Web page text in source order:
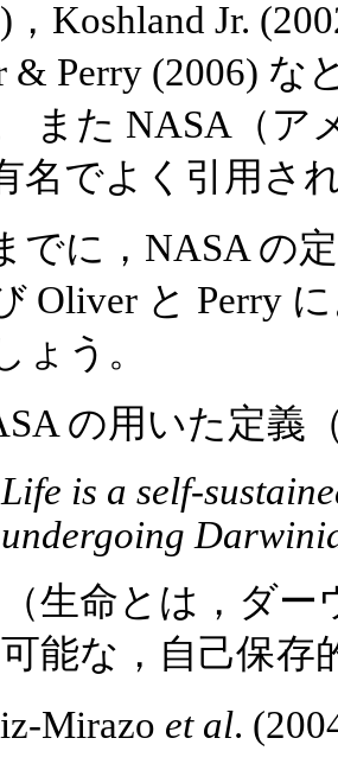
，Koshland Jr.
& Perry (2006)
また NASA（ア
名でよく引用さ
でに，NASA の
Oliver と Perry
ょう。
の用いた定義
Life is a self-
undergoing
（生命とは，ダ
可能な，自己保存
Mirazo et al.